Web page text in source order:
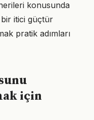
konusunda
bir itici güçtür
pratik adımları
için